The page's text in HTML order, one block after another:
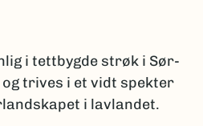
i tettbygde strøk i Sør-
og trives i et vidt spekter
i lavlandet.